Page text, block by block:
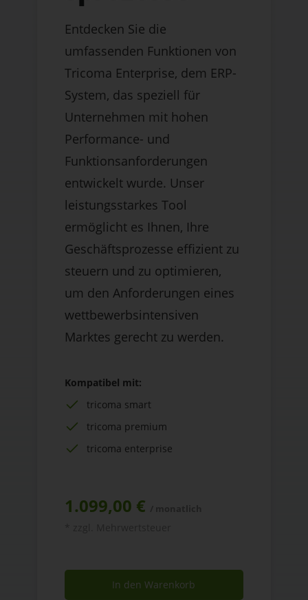
Entdecken Sie die
umfassenden Funktionen von
Tricoma Enterprise, dem ERP-
System, das speziell für
Unternehmen mit hohen
Performance- und
Funktionsanforderungen
entwickelt wurde. Unser
leistungsstarkes Tool
ermöglicht es Ihnen, Ihre
Geschäftsprozesse effizient zu
steuern und zu optimieren,
um den Anforderungen eines
wettbewerbsintensiven
Marktes gerecht zu werden.
Kompatibel mit:
tricoma smart
tricoma premium
tricoma enterprise
1.099,00 €
In den Warenkorb